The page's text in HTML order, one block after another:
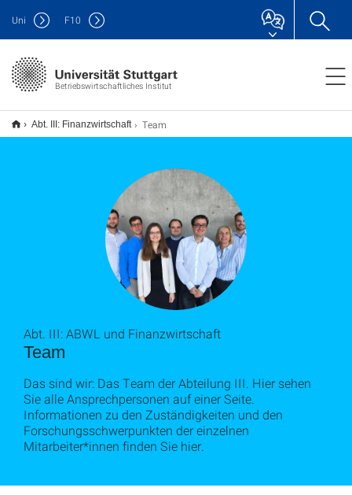
Betriebswirtschaftliches Institut
Uni F10
Abt. III: Finanzwirtschaft Team
Team
Abt. III: ABWL und Finanzwirtschaft
Das sind wir: Das Team der Abteilung III. Hier sehen
Sie alle Ansprechpersonen auf einer Seite.
Informationen zu den Zuständigkeiten und den
Forschungsschwerpunkten der einzelnen
Mitarbeiter*innen finden Sie hier.